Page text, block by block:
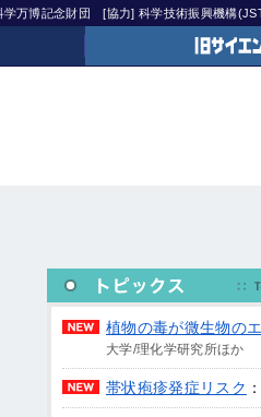
万博記念財団 [協力] 科学技術振興機構
旧サイエンスニュー
植物の毒が微生物の
大学/理化学研究所ほか
帯状疱疹発症リスク